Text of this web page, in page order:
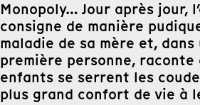
Monopoly… Jour après jour,
consigne de manière
maladie de sa mère et,
première personne, raconte
enfants se serrent les
plus grand confort de vie à